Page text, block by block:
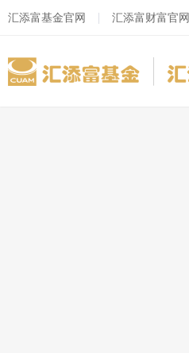
汇添富基金官网 汇添富财富官网